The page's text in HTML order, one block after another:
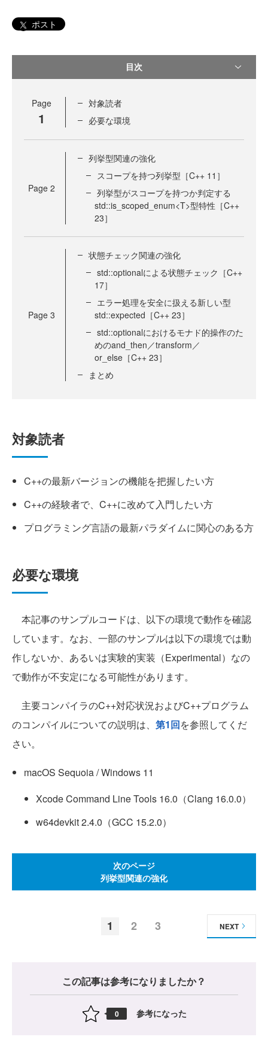
ポスト
目次
Page
1
対象読者
必要な環境
Page 2
列挙型関連の強化
スコープを持つ列挙型［C++ 11］
列挙型がスコープを持つか判定する
std::is_scoped_enum<T>型特性［C++
23］
Page 3
状態チェック関連の強化
std::optionalによる状態チェック［C++
17］
エラー処理を安全に扱える新しい型
std::expected［C++ 23］
std::optionalにおけるモナド的操作のた
めのand_then／transform／
or_else［C++ 23］
まとめ
対象読者
C++の最新バージョンの機能を把握したい方
C++の経験者で、C++に改めて入門したい方
プログラミング言語の最新パラダイムに関心のある方
必要な環境
本記事のサンプルコードは、以下の環境で動作を確認
しています。なお、一部のサンプルは以下の環境では動
作しないか、あるいは実験的実装（Experimental）なの
で動作が不安定になる可能性があります。
主要コンパイラのC++対応状況およびC++プログラム
のコンパイルについての説明は、 第1回を参照してくだ
さい。
macOS Sequoia / Windows 11
Xcode Command Line Tools 16.0（Clang 16.0.0）
w64devkit 2.4.0（GCC 15.2.0）
次のページ
列挙型関連の強化
1 2 3 NEXT
この記事は参考になりましたか？
0 参考になった